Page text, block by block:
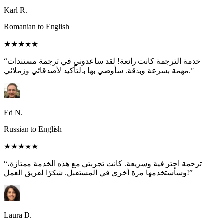
Karl R.
Romanian to English
★★★★★
“خدمة الترجمة كانت رائعة! لقد ساعدوني في ترجمة مستندات
مهمة بسرعة وبدقة. سأوصي بها بالتأكيد لأصدقائي وزملائي.”
Ed N.
Russian to English
★★★★★
“ترجمة احترافية وسريعة. كانت تجربتي مع هذه الخدمة ممتازة،
وسأستخدمها مرة أخرى في المستقبل. شكرًا لفريق العمل!”
Laura D.